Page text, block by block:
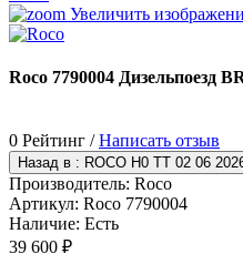
Увеличить
Roco 7790004 Дизельпоезд
0 Рейтинг /Написать отзыв
Производитель: Roco
Артикул: Roco 7790004
Наличие: Есть
39 600 ₽